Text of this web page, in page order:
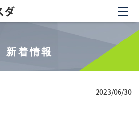
新着情報
2023/06/30